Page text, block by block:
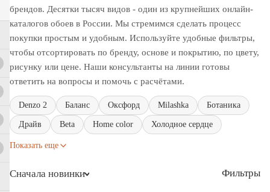
брендов. Десятки тысяч видов - один из крупнейших онлайн-
каталогов обоев в России. Мы стремимся сделать процесс
покупки простым и удобным. Используйте удобные фильтры,
чтобы отсортировать по бренду, основе и покрытию, по цвету,
рисунку или цене. Наши консультанты на линии готовы
ответить на вопросы и помочь с расчётами.
Denzo 2 Баланс Оксфорд Milashka Ботаника
Драйв Beta Home color Холодное сердце
Показать еще
Сначала новинки Фильтры